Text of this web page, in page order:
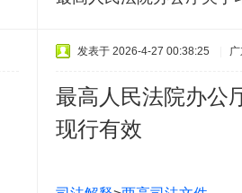
发表于 2026-4-27 00:38:25
最高人民法院办公
现行有效